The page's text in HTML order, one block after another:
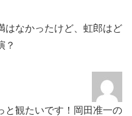
はなかったけど、虹郎はど
？
と観たいです！岡田准一の